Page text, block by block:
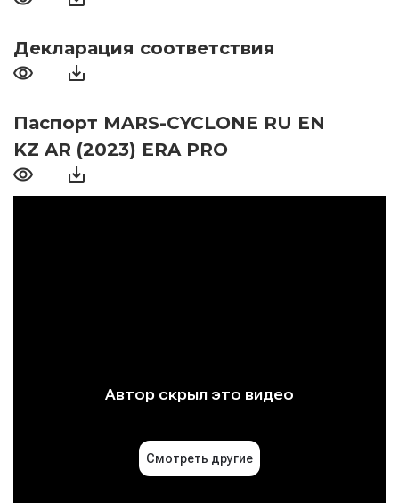
Декларация соответствия
Паспорт MARS-CYCLONE RU EN
KZ AR (2023) ERA PRO